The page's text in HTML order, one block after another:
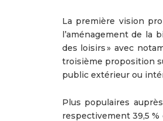
La première vision
l’aménagement de la
des loisirs » avec
troisième proposition
public extérieur ou
Plus populaires
respectivement 39,5 %